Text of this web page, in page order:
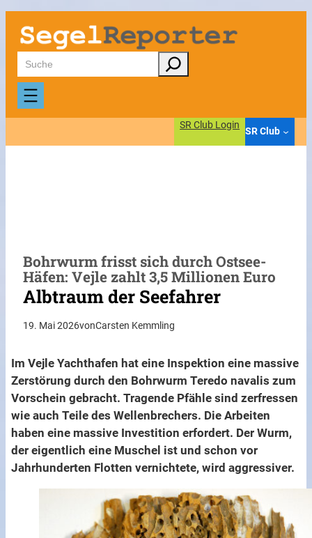
Zum
Inhalt
springen
Suchen
SR Club Login
SR Club
Bohrwurm frisst sich durch Ostsee-
Häfen: Vejle zahlt 3,5 Millionen Euro
Albtraum der Seefahrer
19. Mai 2026vonCarsten Kemmling
Im Vejle Yachthafen hat eine Inspektion eine massive
Zerstörung durch den Bohrwurm Teredo navalis zum
Vorschein gebracht. Tragende Pfähle sind zerfressen
wie auch Teile des Wellenbrechers. Die Arbeiten
haben eine massive Investition erfordert. Der Wurm,
der eigentlich eine Muschel ist und schon vor
Jahrhunderten Flotten vernichtete, wird aggressiver.